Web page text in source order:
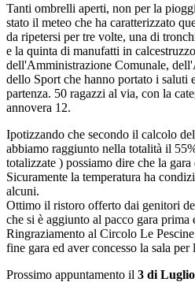
Tanti ombrelli aperti, non per la
stato il meteo che ha caratterizzato
da ripetersi per tre volte, una di
e la quinta di manufatti in
dell'Amministrazione Comunale,
dello Sport che hanno portato i saluti
partenza. 50 ragazzi al via, con la
annovera 12.
Ipotizzando che secondo il calcolo
abbiamo raggiunto nella totalità il
totalizzate ) possiamo dire che la
Sicuramente la temperatura ha
alcuni.
Ottimo il ristoro offerto dai genitori
che si è aggiunto al pacco gara prima
Ringraziamento al Circolo Le
fine gara ed aver concesso la sala
Prossimo appuntamento il 3 di